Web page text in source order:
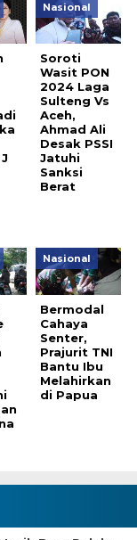
Nasional
Soroti
Wasit PON
2024 Laga
Sulteng Vs
Aceh,
Ahmad Ali
Desak PSSI
Jatuhi
Sanksi
Berat
Nasional
Bermodal
Cahaya
Senter,
Prajurit TNI
Bantu Ibu
Melahirkan
di Papua